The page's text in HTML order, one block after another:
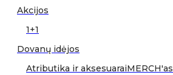
Akcijos
1+1
Dovanų idėjos
Atributika ir aksesuaraiMERCH'as